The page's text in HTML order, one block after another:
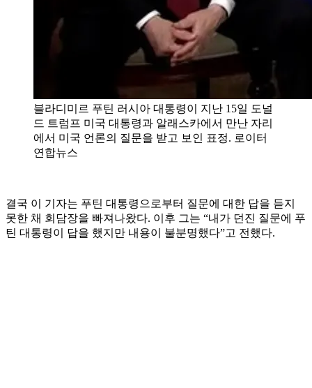
블라디미르 푸틴 러시아 대통령이 지난 15일 도널
드 트럼프 미국 대통령과 알래스카에서 만난 자리
에서 미국 언론의 질문을 받고 보인 표정. 로이터
연합뉴스
결국 이 기자는 푸틴 대통령으로부터 질문에 대한 답을 듣지
못한 채 회담장을 빠져나왔다. 이후 그는 “내가 던진 질문에 푸
틴 대통령이 답을 했지만 내용이 불분명했다”고 전했다.